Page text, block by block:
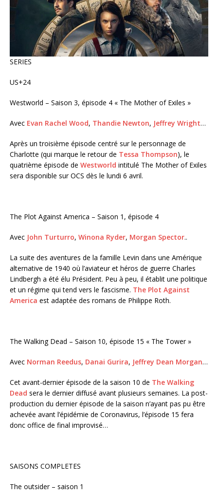
SERIES
US+24
Westworld – Saison 3, épisode 4 « The Mother of Exiles »
Avec Evan Rachel Wood, Thandie Newton, Jeffrey Wright…
Après un troisième épisode centré sur le personnage de
Charlotte (qui marque le retour de Tessa Thompson), le
quatrième épisode de Westworld intitulé The Mother of Exiles
sera disponible sur OCS dès le lundi 6 avril.
The Plot Against America – Saison 1, épisode 4
Avec John Turturro, Winona Ryder, Morgan Spector..
La suite des aventures de la famille Levin dans une Amérique
alternative de 1940 où l’aviateur et héros de guerre Charles
Lindbergh a été élu Président. Peu à peu, il établit une politique
et un régime qui tend vers le fascisme. The Plot Against
America est adaptée des romans de Philippe Roth.
The Walking Dead – Saison 10, épisode 15 « The Tower »
Avec Norman Reedus, Danai Gurira, Jeffrey Dean Morgan…
Cet avant-dernier épisode de la saison 10 de The Walking
Dead sera le dernier diffusé avant plusieurs semaines. La post-
production du dernier épisode de la saison n’ayant pas pu être
achevée avant l’épidémie de Coronavirus, l’épisode 15 fera
donc office de final improvisé…
SAISONS COMPLETES
The outsider – saison 1